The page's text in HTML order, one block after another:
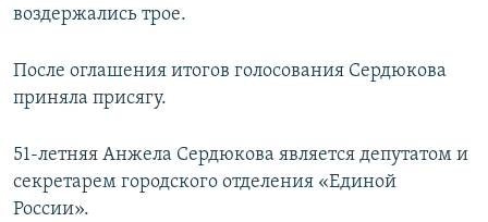
воздержались трое.
После оглашения итогов голосования Сердюкова
приняла присягу.
51-летняя Анжела Сердюкова является депутатом и
секретарем городского отделения «Единой
России».